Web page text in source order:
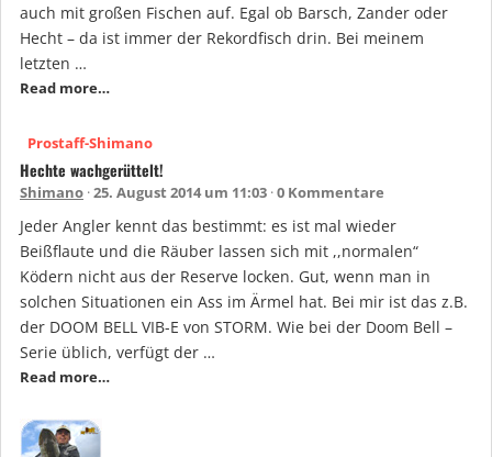
auch mit großen Fischen auf. Egal ob Barsch, Zander oder
Hecht – da ist immer der Rekordfisch drin. Bei meinem
letzten …
Read more…
Prostaff-Shimano
Hechte wachgerüttelt!
Shimano 25. August 2014 um 11:03 0 Kommentare
Jeder Angler kennt das bestimmt: es ist mal wieder
Beißflaute und die Räuber lassen sich mit ,,normalen“
Ködern nicht aus der Reserve locken. Gut, wenn man in
solchen Situationen ein Ass im Ärmel hat. Bei mir ist das z.B.
der DOOM BELL VIB-E von STORM. Wie bei der Doom Bell –
Serie üblich, verfügt der …
Read more…